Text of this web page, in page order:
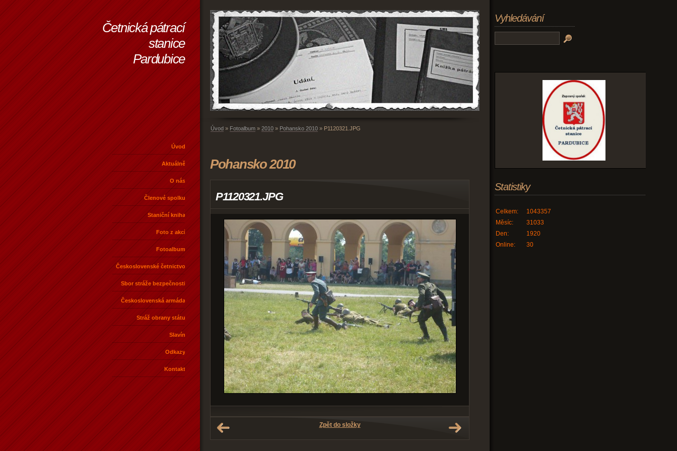
Četnická pátrací
stanice
Pardubice
Úvod
Aktuálně
O nás
Členové spolku
Staniční kniha
Foto z akcí
Fotoalbum
Československé četnictvo
Sbor stráže bezpečnosti
Československá armáda
Stráž obrany státu
Slavín
Odkazy
Kontakt
Úvod » Fotoalbum » 2010 » Pohansko 2010 » P1120321.JPG
Pohansko 2010
P1120321.JPG
Zpět do složky
Vyhledávání
Statistiky
Online: 30
Celkem:
1043357
Měsíc:
31033
Den:
1920